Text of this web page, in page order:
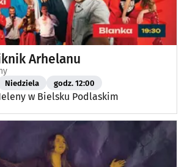
Arhelanu
Niedziela godz. 12:00
w Bielsku Podlaskim